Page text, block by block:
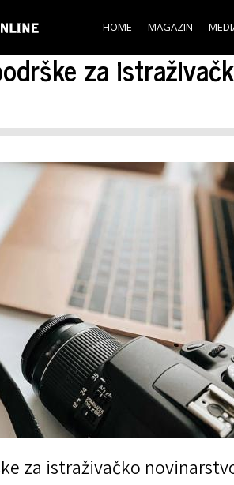
main
content
HOME MAGAZIN
za
za istraživačko